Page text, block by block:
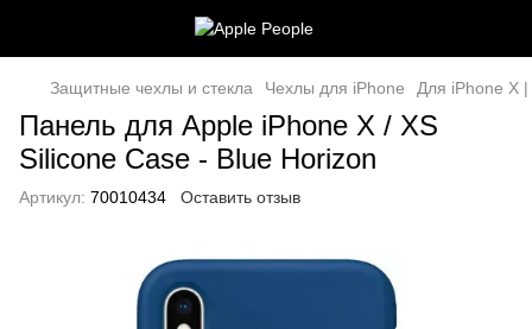
Защитные чехлы и стекла Чехлы для iPhone Для iPhone X |
Панель для Apple iPhone X / XS
Silicone Case - Blue Horizon
Артикул: 70010434 Оставить отзыв